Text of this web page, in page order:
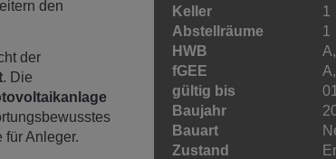
den
der
. Die
Anleger.
Keller
1
Abstellräume
1
HWB
fGEE
gültig bis
Baujahr
Bauart
Zustand